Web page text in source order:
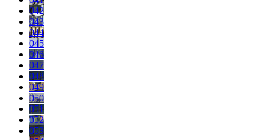
042
043
044
045
046
047
048
049
050
051
052
053